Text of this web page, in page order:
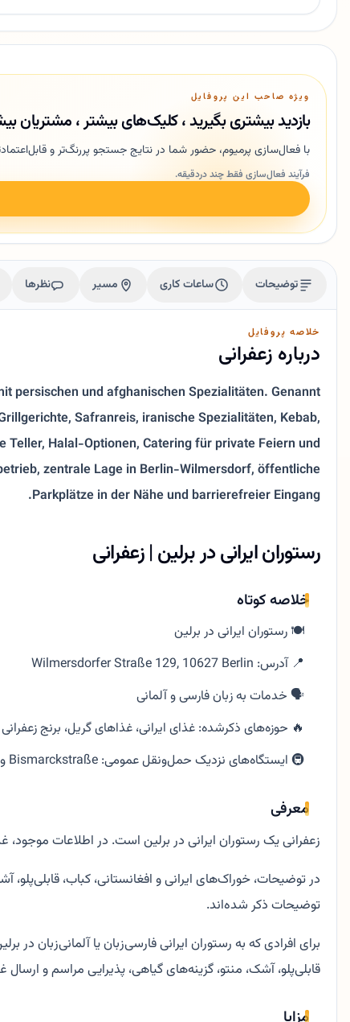
ویژه صاحب این پروفایل
بازدید بیشتری بگیرید ، کلیک‌های بیشتر ، مشتریان
با فعال‌سازی پرمیوم، حضور شما در نتایج جستجو پررنگ‌تر و
فرآیند فعال‌سازی فقط چند دردقیقه.
توضیحات ساعات کاری مسیر نظرها
خلاصه پروفایل
درباره زعفرانی
persischen und afghanischen Spezialitäten. Genannt
Safranreis, iranische Spezialitäten, Kebab,
Teller, Halal-Optionen, Catering für private Feiern und
zentrale Lage in Berlin-Wilmersdorf, öffentliche
Parkplätze in der Nähe und barrierefreier Eingang.
رستوران ایرانی در برلین | زعفرانی
خلاصه کوتاه
🍽️ رستوران ایرانی در برلین
📍 آدرس: Wilmersdorfer Straße 129, 10627 Berlin
🗣️ خدمات به زبان فارسی و آلمانی
🔥 حوزه‌های ذکرشده: غذای ایرانی، غذاهای گریل، برنج
🚇 ایستگاه‌های نزدیک حمل‌ونقل عمومی: Bismarckstraße و U Bismarckstraße
معرفی
زعفرانی یک رستوران ایرانی در برلین است. در اطلاعات
در توضیحات، خوراک‌های ایرانی و افغانستانی، کباب،
توضیحات ذکر شده‌اند.
برای افرادی که به رستوران ایرانی فارسی‌زبان یا آلمانی‌زبان
قابلی‌پلو، آشک، منتو، گزینه‌های گیاهی، پذیرایی مراسم و
مزایا